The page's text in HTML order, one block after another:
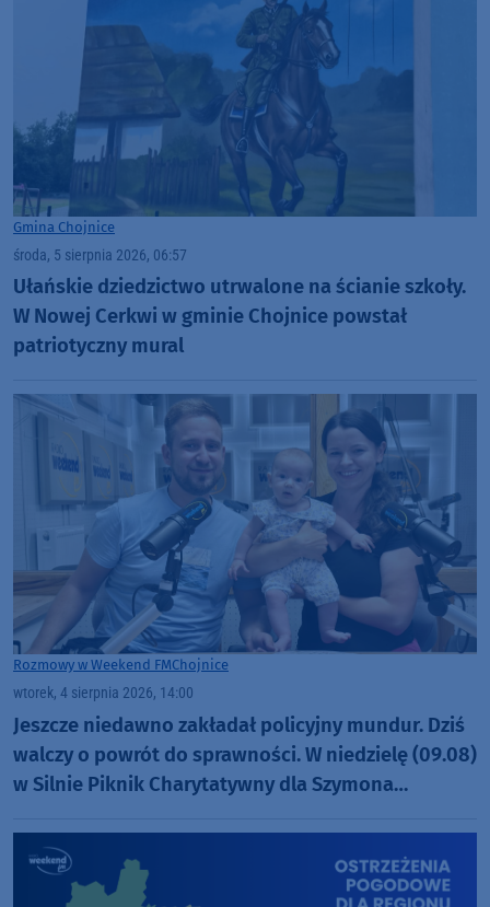
Gmina Chojnice
środa, 5 sierpnia 2026, 06:57
Ułańskie dziedzictwo utrwalone na ścianie szkoły.
W Nowej Cerkwi w gminie Chojnice powstał
patriotyczny mural
Rozmowy w Weekend FMChojnice
wtorek, 4 sierpnia 2026, 14:00
Jeszcze niedawno zakładał policyjny mundur. Dziś
walczy o powrót do sprawności. W niedzielę (09.08)
w Silnie Piknik Charytatywny dla Szymona